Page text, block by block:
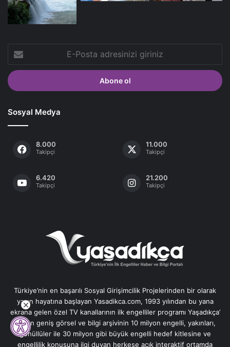
Posta
adresinizi
giriniz
Sosyal Medya
8.000
Takipçi
11.000
Takipçi
6.420
Takipçi
21.200
Takipçi
Türkiye’nin en başarılı Sosyal Girişimcilik Projelerinden bir olarak
yayın hayatına başlayan Yasadikca.com, 1993 yılından bu yana
ekrana gelen özel TV kanallarının ilk engelliler programı Yaşadıkça’
nın en geniş görsel ve bilgi arşivinin 10 milyon engelli, yakınları,
gönüllüler ile 30 milyon gibi büyük engelli hedef kitlesine ve
engellilik konusuna ilgi duyan herkese açık interaktif ortamda